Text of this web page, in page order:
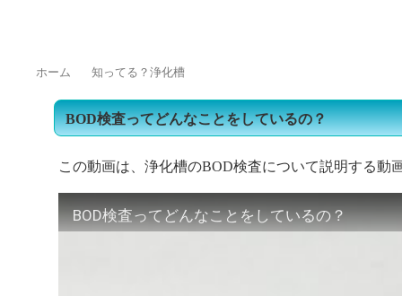
ホーム 知ってる？浄化槽
BOD検査ってどんなことをしているの？
この動画は、浄化槽のBOD検査について説明する動
BOD検査ってどんなことをしているの？